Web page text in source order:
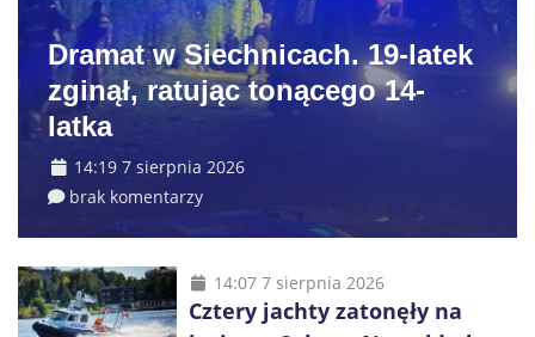
Dramat w Siechnicach. 19-latek
zginął, ratując tonącego 14-
latka
14:19 7 sierpnia 2026
brak komentarzy
14:07 7 sierpnia 2026
Cztery jachty zatonęły na